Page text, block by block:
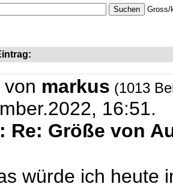
Gross/
markus (1013
16:51.
Re: Größe von
würde ich heute